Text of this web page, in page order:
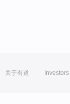
关于有道 Investors